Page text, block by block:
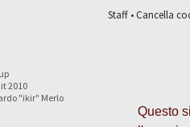
Questo
Staff•Cancella
2010
"ikir" Merlo